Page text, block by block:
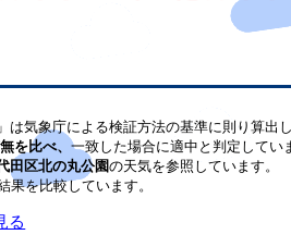
は気象庁による検証方法の基準に則り算出し
を比べ、 一致した場合に適中と判定してい
田区北の丸公園の天気を参照しています。
果を比較しています。
る